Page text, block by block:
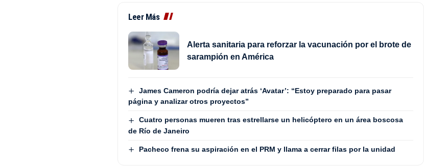
Leer Más
Alerta sanitaria para reforzar la vacunación por el brote de
sarampión en América
James Cameron podría dejar atrás ‘Avatar’: “Estoy preparado para pasar
página y analizar otros proyectos”
Cuatro personas mueren tras estrellarse un helicóptero en un área boscosa
de Río de Janeiro
Pacheco frena su aspiración en el PRM y llama a cerrar filas por la unidad